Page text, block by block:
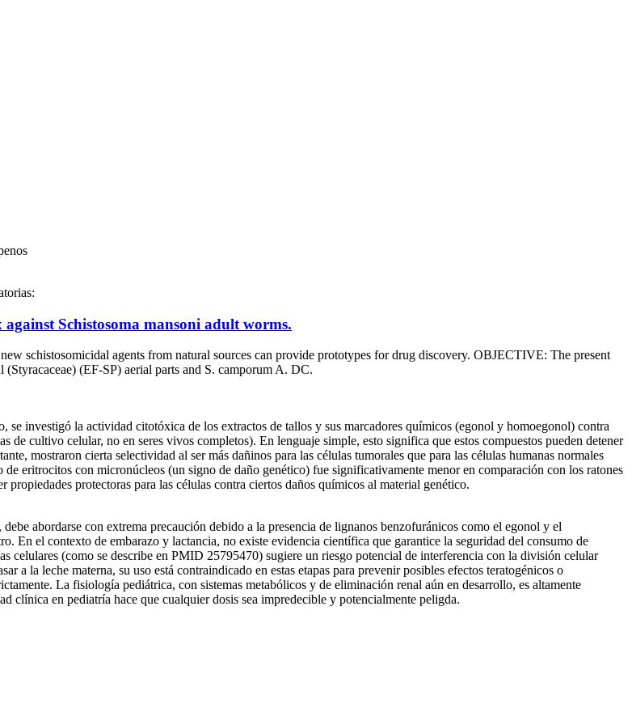
Schistosoma mansoni adult worms.
schistosomicidal agents from natural sources can provide prototypes for drug discovery. OBJECTIVE: The present
(EF-SP) aerial parts and S. camporum A. DC.
investigó la actividad citotóxica de los extractos de tallos y sus marcadores químicos (egonol y homoegonol) contra
cultivo celular, no en seres vivos completos). En lenguaje simple, esto significa que estos compuestos pueden detener
mostraron cierta selectividad al ser más dañinos para las células tumorales que para las células humanas normales
eritrocitos con micronúcleos (un signo de daño genético) fue significativamente menor en comparación con los ratones
protectoras para las células contra ciertos daños químicos al material genético.
abordarse con extrema precaución debido a la presencia de lignanos benzofuránicos como el egonol y el
En el contexto de embarazo y lactancia, no existe evidencia científica que garantice la seguridad del consumo de
celulares (como se describe en PMID 25795470) sugiere un riesgo potencial de interferencia con la división celular
a la leche materna, su uso está contraindicado en estas etapas para prevenir posibles efectos teratogénicos o
La fisiología pediátrica, con sistemas metabólicos y de eliminación renal aún en desarrollo, es altamente
clínica en pediatría hace que cualquier dosis sea impredecible y potencialmente peligda.